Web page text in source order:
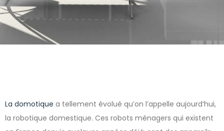
La domotique a tellement évolué qu’on l’appelle aujourd’hui,
la robotique domestique. Ces robots ménagers qui existent